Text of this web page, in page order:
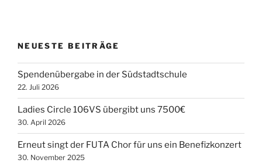
NEUESTE BEITRÄGE
Spendenübergabe in der Südstadtschule
22. Juli 2026
Ladies Circle 106VS übergibt uns 7500€
30. April 2026
Erneut singt der FUTA Chor für uns ein Benefizkonzert
30. November 2025